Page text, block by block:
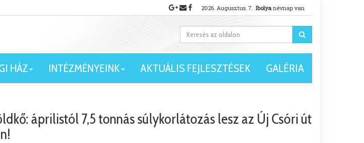
2026. Augusztus. 7. Ibolya névnap van
HÁZ INTÉZMÉNYEINK AKTUÁLIS FEJLESZTÉSEK GALÉRIA
áprilistól 7,5 tonnás súlykorlátozás lesz az Új Csóri út